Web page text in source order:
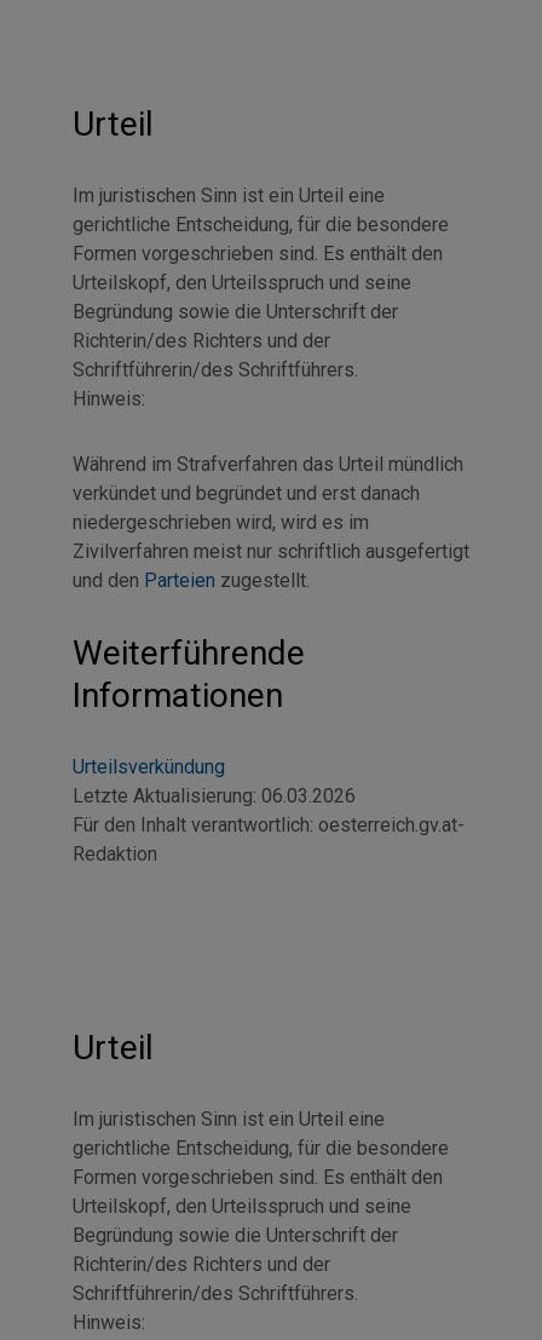
Urteil
Im juristischen Sinn ist ein Urteil eine
gerichtliche Entscheidung, für die besondere
Formen vorgeschrieben sind. Es enthält den
Urteilskopf, den Urteilsspruch und seine
Begründung sowie die Unterschrift der
Richterin/des Richters und der
Schriftführerin/des Schriftführers.
Hinweis:
Während im Strafverfahren das Urteil mündlich
verkündet und begründet und erst danach
niedergeschrieben wird, wird es im
Zivilverfahren meist nur schriftlich ausgefertigt
und den Parteien zugestellt.
Weiterführende
Informationen
Urteilsverkündung
Letzte Aktualisierung: 06.03.2026
Für den Inhalt verantwortlich: oesterreich.gv.at-
Redaktion
Urteil
Im juristischen Sinn ist ein Urteil eine
gerichtliche Entscheidung, für die besondere
Formen vorgeschrieben sind. Es enthält den
Urteilskopf, den Urteilsspruch und seine
Begründung sowie die Unterschrift der
Richterin/des Richters und der
Schriftführerin/des Schriftführers.
Hinweis: